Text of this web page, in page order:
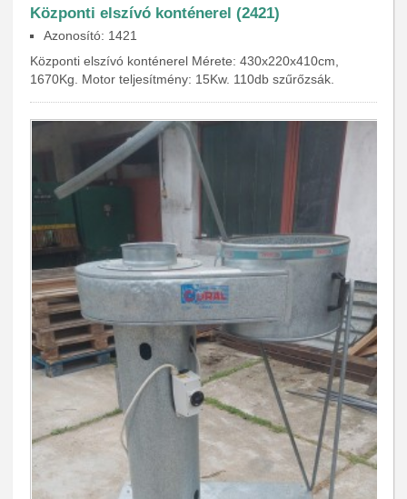
Központi elszívó konténerel (2421)
Azonosító: 1421
Központi elszívó konténerel Mérete: 430x220x410cm,
1670Kg. Motor teljesítmény: 15Kw. 110db szűrőzsák.